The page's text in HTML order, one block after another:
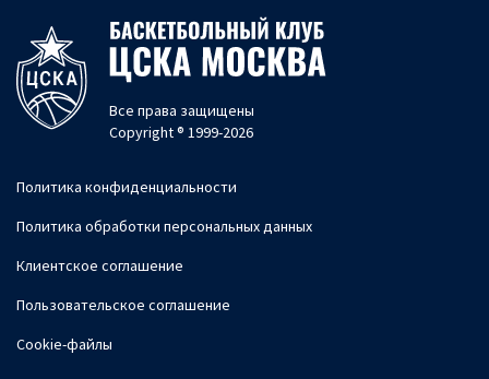
Все права защищены
Copyright ® 1999-2026
Политика конфиденциальности
Политика обработки персональных данных
Клиентское соглашение
Пользовательское соглашение
Cookie-файлы